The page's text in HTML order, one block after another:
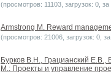
(просмотров: 11103, загрузок: 0,
Armstrong M. Reward
(просмотров: 21006, загрузок: 0,
Бурков B.H., Грацианский
М.: Проекты и управление